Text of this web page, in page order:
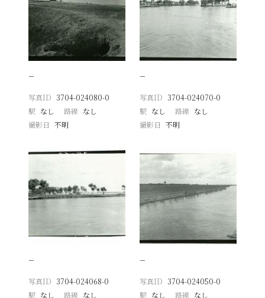
−
写真ID 3704-024080-0
駅 なし 路線 なし
撮影日
不明
−
写真ID 3704-024070-0
駅 なし 路線 なし
撮影日 不明
−
写真ID 3704-024068-0
駅 なし 路線 なし
−
写真ID 3704-024050-0
駅 なし 路線 なし